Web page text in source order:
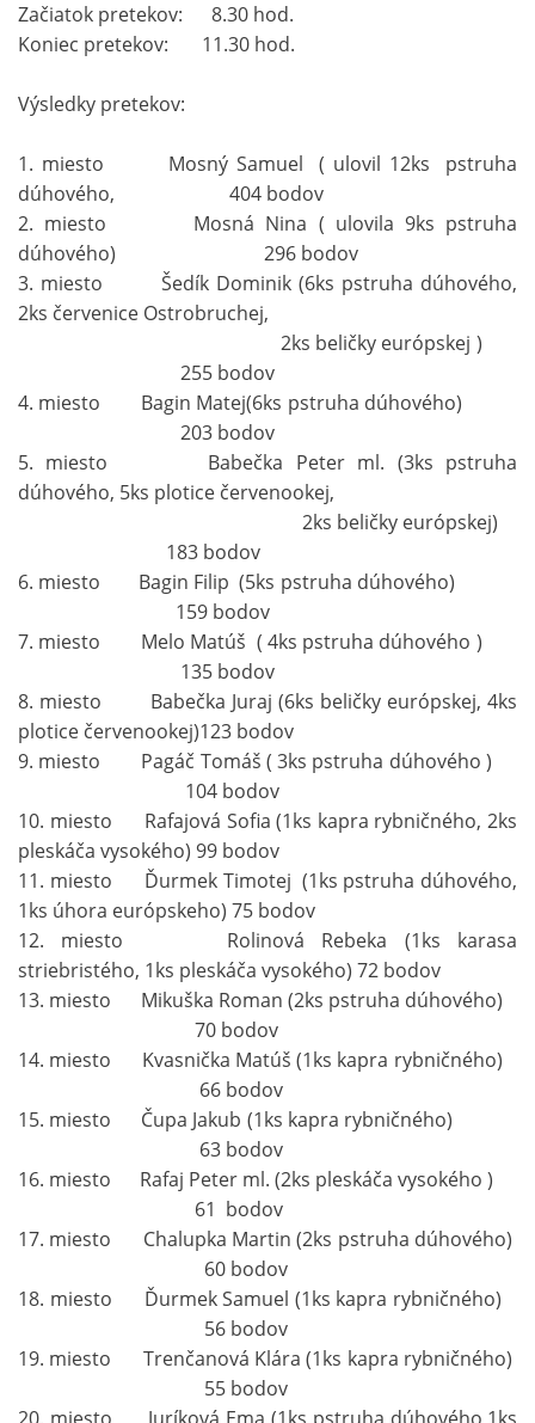
Začiatok pretekov: 8.30 hod.
Koniec pretekov: 11.30 hod.
Výsledky pretekov:
1. miesto Mosný Samuel ( ulovil 12ks pstruha
dúhového, 404 bodov
2. miesto Mosná Nina ( ulovila 9ks pstruha
dúhového) 296 bodov
3. miesto Šedík Dominik (6ks pstruha dúhového,
2ks červenice Ostrobruchej,
2ks beličky európskej )
255 bodov
4. miesto Bagin Matej(6ks pstruha dúhového)
203 bodov
5. miesto Babečka Peter ml. (3ks pstruha
dúhového, 5ks plotice červenookej,
2ks beličky európskej)
183 bodov
6. miesto Bagin Filip (5ks pstruha dúhového)
159 bodov
7. miesto Melo Matúš ( 4ks pstruha dúhového )
135 bodov
8. miesto Babečka Juraj (6ks beličky európskej, 4ks
plotice červenookej)123 bodov
9. miesto Pagáč Tomáš ( 3ks pstruha dúhového )
104 bodov
10. miesto Rafajová Sofia (1ks kapra rybničného, 2ks
pleskáča vysokého) 99 bodov
11. miesto Ďurmek Timotej (1ks pstruha dúhového,
1ks úhora európskeho) 75 bodov
12. miesto Rolinová Rebeka (1ks karasa
striebristého, 1ks pleskáča vysokého) 72 bodov
13. miesto Mikuška Roman (2ks pstruha dúhového)
70 bodov
14. miesto Kvasnička Matúš (1ks kapra rybničného)
66 bodov
15. miesto Čupa Jakub (1ks kapra rybničného)
63 bodov
16. miesto Rafaj Peter ml. (2ks pleskáča vysokého )
61 bodov
17. miesto Chalupka Martin (2ks pstruha dúhového)
60 bodov
18. miesto Ďurmek Samuel (1ks kapra rybničného)
56 bodov
19. miesto Trenčanová Klára (1ks kapra rybničného)
55 bodov